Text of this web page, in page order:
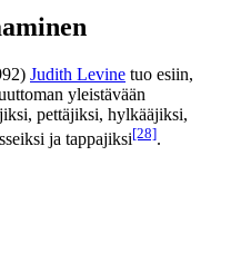
Judith Levine tuo esiin,
yleistävään
pettäjiksi, hylkääjiksi,
ja tappajiksi[28].